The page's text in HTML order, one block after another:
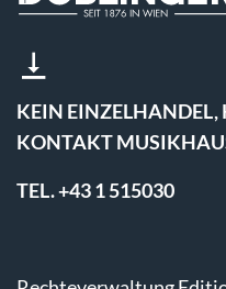
KEIN EINZELHANDEL,
KONTAKT
TEL. +43 1 515030